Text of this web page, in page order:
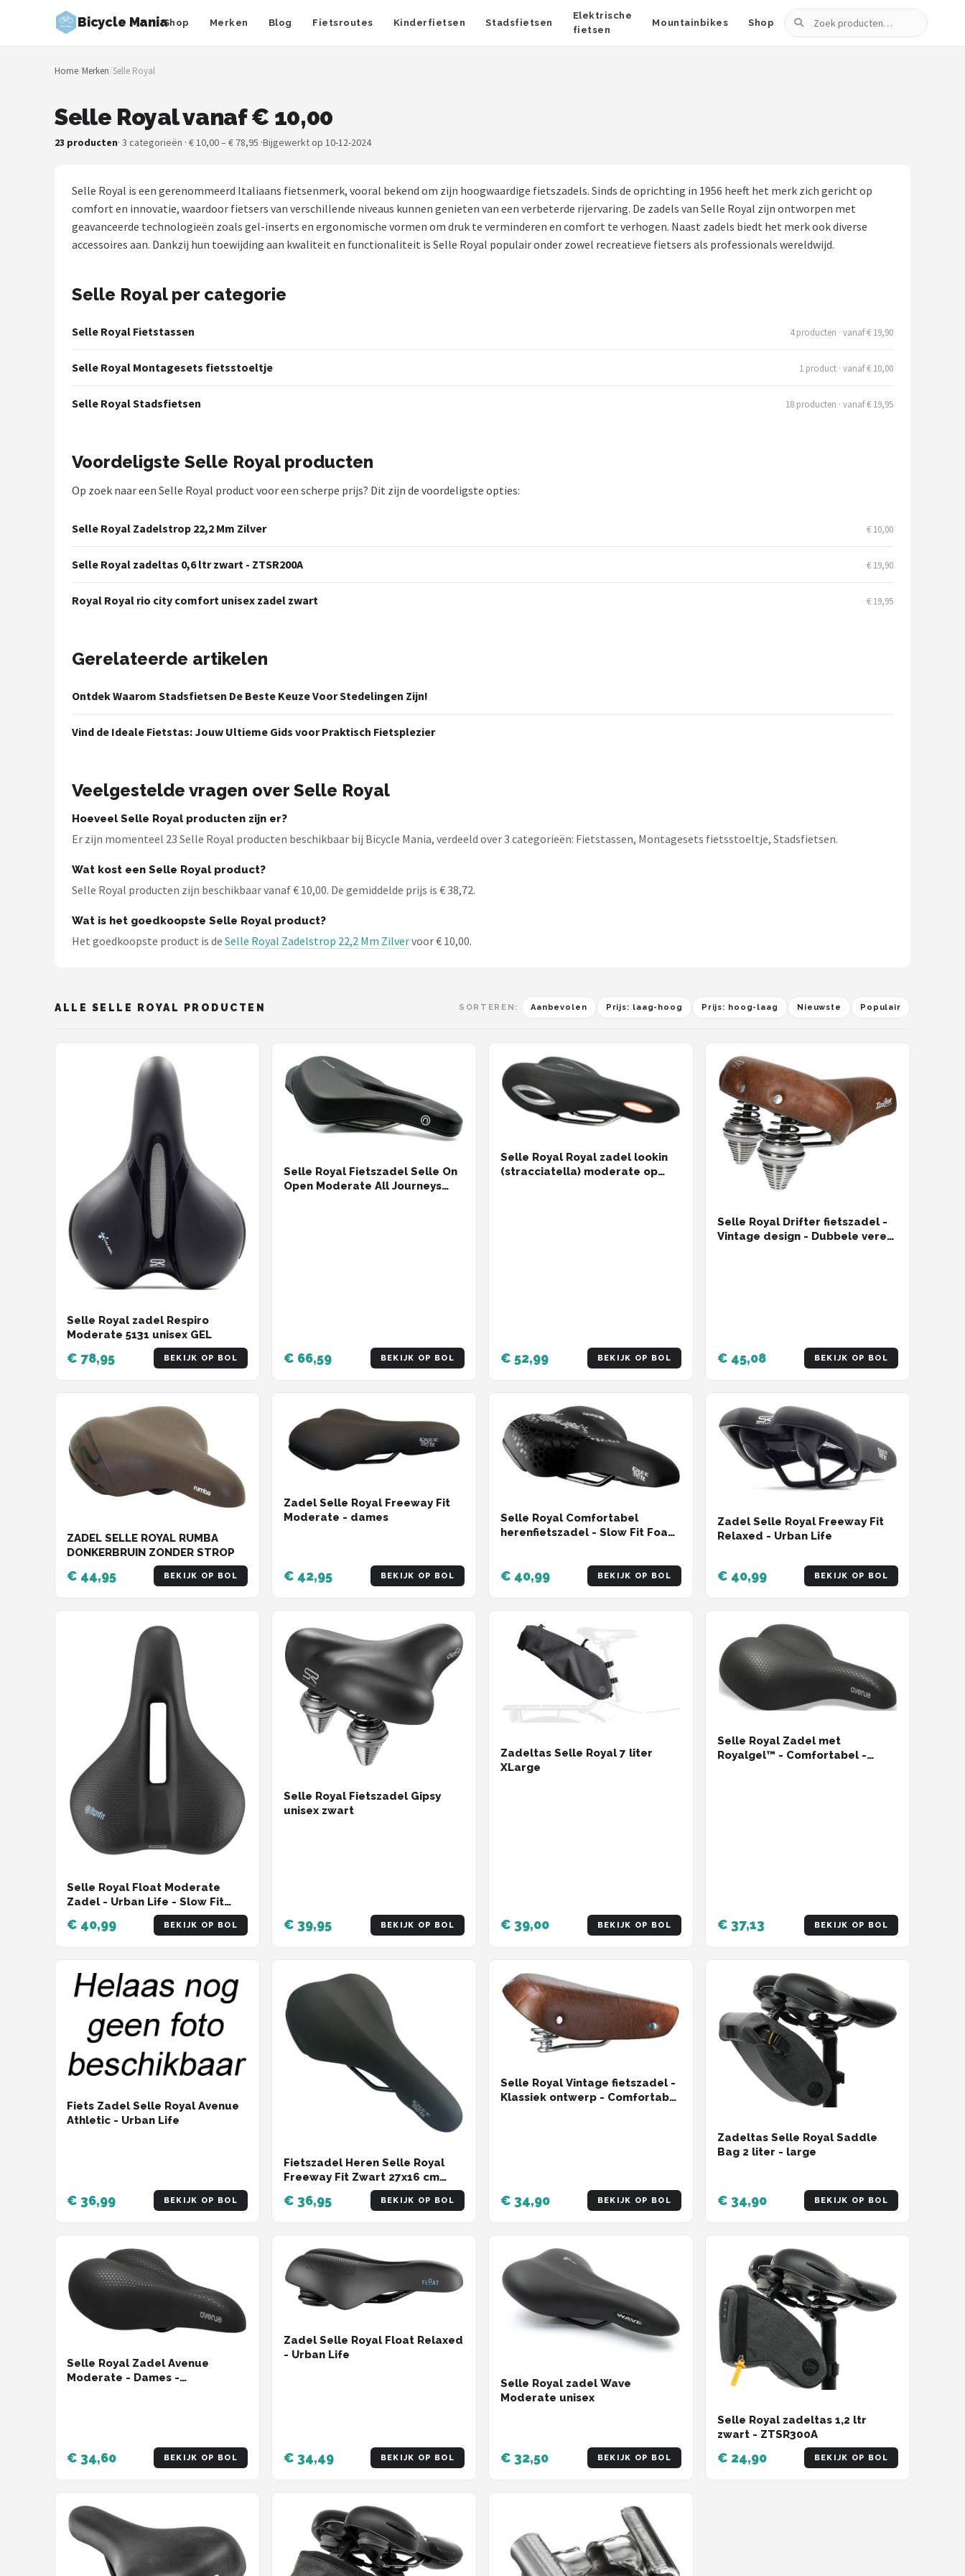
Bicycle ManiaShop Merken Blog Fietsroutes Kinderfietsen Stadsfietsen
Elektrische
fietsen
Mountainbikes Shop
Zoeken
Zoeken
NAVIGATIE
Merken
Fietsroutes
Kinderfietsen
Mountainbikes
POPULAIRE MERKEN
Shimano
Alle merken →
Home/Merken/Selle Royal
Selle Royal vanaf € 10,00
23 producten· 3 categorieën · € 10,00 – € 78,95 ·Bijgewerkt op 10-12-2024
Selle Royal is een gerenommeerd Italiaans fietsenmerk, vooral bekend om zijn hoogwaardige fietszadels. Sinds de oprichting in 1956 heeft het merk zich gericht op
comfort en innovatie, waardoor fietsers van verschillende niveaus kunnen genieten van een verbeterde rijervaring. De zadels van Selle Royal zijn ontworpen met
geavanceerde technologieën zoals gel-inserts en ergonomische vormen om druk te verminderen en comfort te verhogen. Naast zadels biedt het merk ook diverse
accessoires aan. Dankzij hun toewijding aan kwaliteit en functionaliteit is Selle Royal populair onder zowel recreatieve fietsers als professionals wereldwijd.
Selle Royal per categorie
Selle Royal Fietstassen 4 producten · vanaf € 19,90
Selle Royal Montagesets fietsstoeltje 1 product · vanaf € 10,00
Selle Royal Stadsfietsen 18 producten · vanaf € 19,95
Voordeligste Selle Royal producten
Op zoek naar een Selle Royal product voor een scherpe prijs? Dit zijn de voordeligste opties:
Selle Royal Zadelstrop 22,2 Mm Zilver € 10,00
Selle Royal zadeltas 0,6 ltr zwart - ZTSR200A € 19,90
Royal Royal rio city comfort unisex zadel zwart € 19,95
Gerelateerde artikelen
Ontdek Waarom Stadsfietsen De Beste Keuze Voor Stedelingen Zijn!
Vind de Ideale Fietstas: Jouw Ultieme Gids voor Praktisch Fietsplezier
Veelgestelde vragen over Selle Royal
Hoeveel Selle Royal producten zijn er?
Er zijn momenteel 23 Selle Royal producten beschikbaar bij Bicycle Mania, verdeeld over 3 categorieën: Fietstassen, Montagesets fietsstoeltje, Stadsfietsen.
Wat kost een Selle Royal product?
Selle Royal producten zijn beschikbaar vanaf € 10,00. De gemiddelde prijs is € 38,72.
Wat is het goedkoopste Selle Royal product?
Het goedkoopste product is de Selle Royal Zadelstrop 22,2 Mm Zilvervoor € 10,00.
ALLE SELLE ROYAL PRODUCTEN SORTEREN: Aanbevolen Prijs: laag-hoog Prijs: hoog-laag Nieuwste Populair
Selle Royal zadel Respiro
Moderate 5131 unisex GEL
€ 78,95 BEKIJK OP BOL
Selle Royal Fietszadel Selle On
Open Moderate All Journeys
€ 66,59 BEKIJK OP BOL
Selle Royal Royal zadel lookin
(stracciatella) moderate op
€ 52,99 BEKIJK OP BOL
Selle Royal Drifter fietszadel -
Vintage design - Dubbele veren
€ 45,08 BEKIJK OP BOL
ZADEL SELLE ROYAL RUMBA
DONKERBRUIN ZONDER STROP
€ 44,95 BEKIJK OP BOL
Zadel Selle Royal Freeway Fit
Moderate - dames
€ 42,95 BEKIJK OP BOL
Selle Royal Comfortabel
herenfietszadel - Slow Fit Foam
€ 40,99 BEKIJK OP BOL
Zadel Selle Royal Freeway Fit
Relaxed - Urban Life
€ 40,99 BEKIJK OP BOL
Selle Royal Float Moderate
Zadel - Urban Life - Slow Fit
€ 40,99 BEKIJK OP BOL
Selle Royal Fietszadel Gipsy
unisex zwart
€ 39,95 BEKIJK OP BOL
Zadeltas Selle Royal 7 liter
XLarge
€ 39,00 BEKIJK OP BOL
Selle Royal Zadel met
Royalgel™ - Comfortabel -
€ 37,13 BEKIJK OP BOL
Fiets Zadel Selle Royal Avenue
Athletic - Urban Life
€ 36,99 BEKIJK OP BOL
Fietszadel Heren Selle Royal
Freeway Fit Zwart 27x16 cm
€ 36,95 BEKIJK OP BOL
Selle Royal Vintage fietszadel -
Klassiek ontwerp - Comfortabel
€ 34,90 BEKIJK OP BOL
Zadeltas Selle Royal Saddle
Bag 2 liter - large
€ 34,90 BEKIJK OP BOL
Selle Royal Zadel Avenue
Moderate - Dames -
€ 34,60 BEKIJK OP BOL
Zadel Selle Royal Float Relaxed
- Urban Life
€ 34,49 BEKIJK OP BOL
Selle Royal zadel Wave
Moderate unisex
€ 32,50 BEKIJK OP BOL
Selle Royal zadeltas 1,2 ltr
zwart - ZTSR300A
€ 24,90 BEKIJK OP BOL